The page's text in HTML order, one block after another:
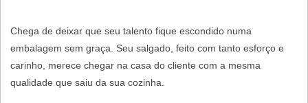
Chega de deixar que seu talento fique escondido numa
embalagem sem graça. Seu salgado, feito com tanto esforço e
carinho, merece chegar na casa do cliente com a mesma
qualidade que saiu da sua cozinha.